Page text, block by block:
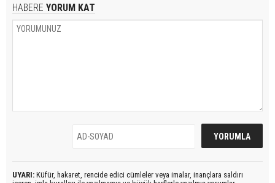
HABERE YORUM KAT
UYARI: Küfür, hakaret, rencide edici cümleler veya imalar, inançlara saldırı